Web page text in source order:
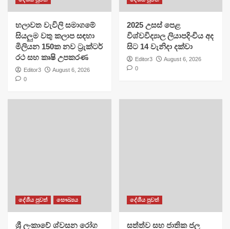
හලාවත වැවිලි සමාගමේ
සියලුම වතු කලාප සඳහා
මිලියන 150ක නව ට්‍රැක්ටර්
රථ සහ කෘෂි උපකරණ
Editor3
August 6, 2026
0
​2025 උසස් පෙළ
විශ්වවිද්‍යාල ලියාපදිංචිය අද
සිට 14 වැනිදා දක්වා
Editor3
August 6, 2026
0
දේශීය පුවත් සෞඛ්‍යය
ශ්‍රී ලංකාවේ ශ්වසන රෝග
දේශීය පුවත්
සත්ත්ව සහ ජාතික ජල